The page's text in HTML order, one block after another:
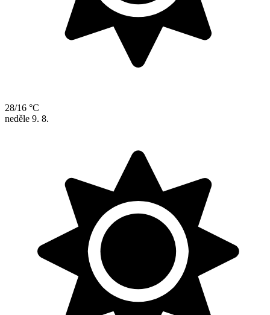
28/16 °C
neděle 9. 8.